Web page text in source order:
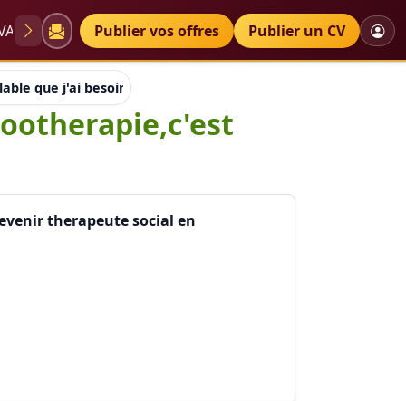
Diplômes Petites annonces
Publier vos offres Publier un CV
que j'ai besoin pour le cours de zootherapie,c'est quelle
therapeute social en